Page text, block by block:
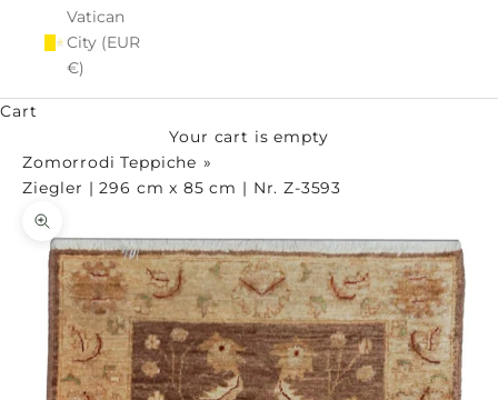
Vatican
City (EUR
€)
Cart
Your cart is empty
Zomorrodi Teppiche
Ziegler | 296 cm x 85 cm | Nr. Z-3593
Zoom picture